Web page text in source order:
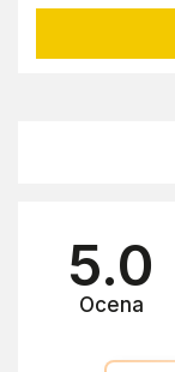
5.0
Ocena